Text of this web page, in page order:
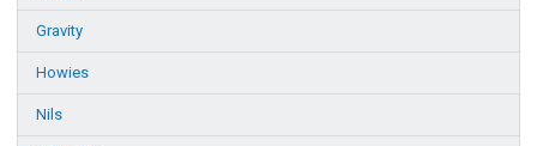
Gravity
Howies
Nils